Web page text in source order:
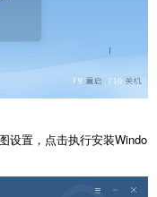
设置，点击执行安装Windo